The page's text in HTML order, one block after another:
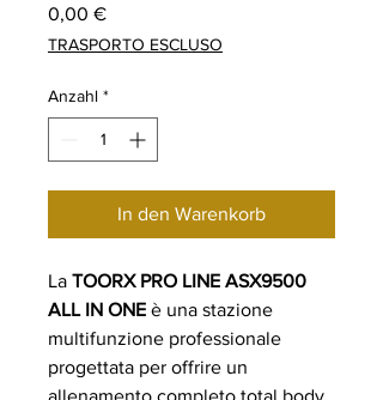
0,00 €Preis
TRASPORTO ESCLUSO
Anzahl *
In den Warenkorb
La TOORX PRO LINE ASX9500
ALL IN ONE è una stazione
multifunzione professionale
progettata per offrire un
allenamento completo total body